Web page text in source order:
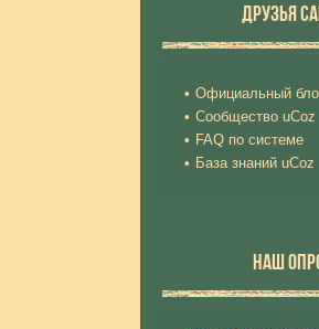
ДРУЗЬЯ
Официальный
Сообщество uCoz
FAQ по системе
База знаний uCoz
НАШ